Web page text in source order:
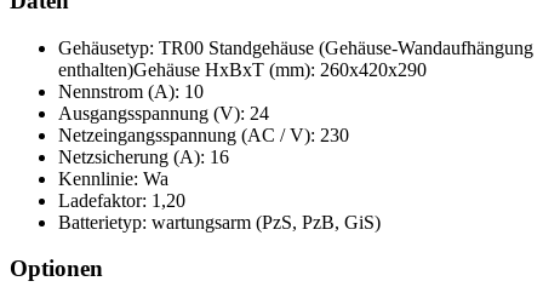
Gehäusetyp: TR00 Standgehäuse (Gehäuse-Wandaufhängung
enthalten)Gehäuse HxBxT (mm): 260x420x290
Nennstrom (A): 10
Ausgangsspannung (V): 24
Netzeingangsspannung (AC / V): 230
Netzsicherung (A): 16
Kennlinie: Wa
Ladefaktor: 1,20
Batterietyp: wartungsarm (PzS, PzB, GiS)
Optionen